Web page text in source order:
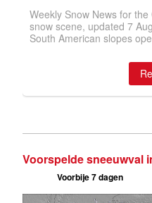
Voorspelde sneeuwval
Voorbije 7 dagen